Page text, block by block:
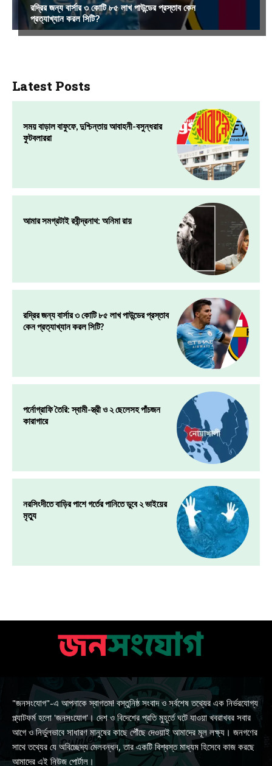
রদ্রির জন্য বার্সার ৩ কোটি ৮৫ লাখ পাউন্ডের প্রস্তাব কেন
প্রত্যাখ্যান করল সিটি?
Latest Posts
সময় বাড়াল বাফুফে, দুশ্চিন্তায় আবাহনী-বসুন্ধরার
ফুটবলাররা
আমার সমগ্রটাই রবীন্দ্রনাথ: অনিমা রায়
রদ্রির জন্য বার্সার ৩ কোটি ৮৫ লাখ পাউন্ডের প্রস্তাব
কেন প্রত্যাখ্যান করল সিটি?
পর্নোগ্রাফি তৈরি: স্বামী-স্ত্রী ও ২ ছেলেসহ পাঁচজন
কারাগারে
নরসিংদীতে বাড়ির পাশে গর্তের পানিতে ডুবে ২ ভাইয়ের
মৃত্যু
"জনসংযোগ"-এ আপনাকে স্বাগতম! বস্তুনিষ্ঠ সংবাদ ও সর্বশেষ তথ্যের এক নির্ভরযোগ্য
প্ল্যাটফর্ম হলো 'জনসংযোগ'। দেশ ও বিদেশের প্রতি মুহূর্তে ঘটে যাওয়া খবরাখবর সবার
আগে ও নির্ভুলভাবে সাধারণ মানুষের কাছে পৌঁছে দেওয়াই আমাদের মূল লক্ষ্য। জনগণের
সাথে তথ্যের যে অবিচ্ছেদ্য মেলবন্ধন, তার একটি বিশ্বস্ত মাধ্যম হিসেবে কাজ করছে
আমাদের এই নিউজ পোর্টাল।